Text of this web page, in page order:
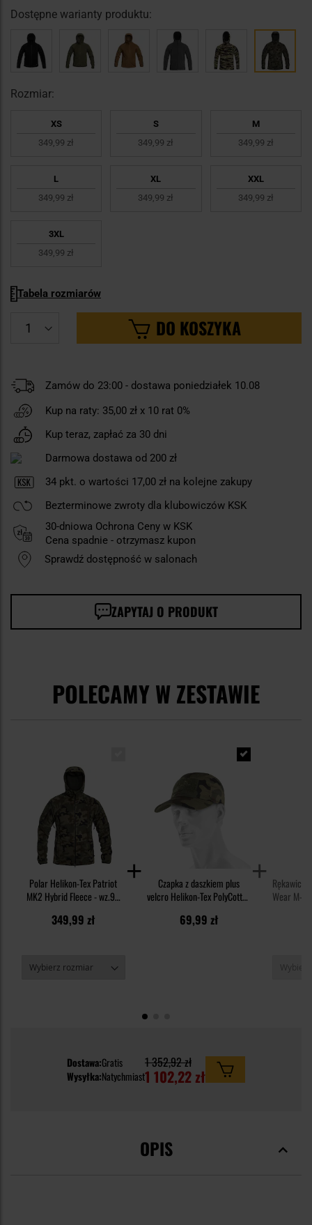
Dostępne warianty produktu:
Rozmiar:
XS
349,99 zł
S
349,99 zł
M
349,99 zł
L
349,99 zł
XL
349,99 zł
XXL
349,99 zł
3XL
349,99 zł
Tabela rozmiarów
DO KOSZYKA
Zamów do 23:00 - dostawa poniedziałek 10.08
Kup na raty: 35,00 zł x 10 rat 0%
Kup teraz, zapłać za 30 dni
Darmowa dostawa od 200 zł
34 pkt. o wartości 17,00 zł na kolejne zakupy
Bezterminowe zwroty dla klubowiczów KSK
30-dniowa Ochrona Ceny w KSK
Cena spadnie - otrzymasz kupon
Sprawdź dostępność w salonach
ZAPYTAJ O PRODUKT
POLECAMY W ZESTAWIE
Polar Helikon-Tex Patriot
MK2 Hybrid Fleece - wz.93
349,99 zł
Czapka z daszkiem plus
velcro Helikon-Tex PolyCotton
Woodland
69,99 zł
Rękawice
Wear M-
Dostawa:Gratis
Wysyłka:Natychmiast
1 352,92 zł
1 102,22 zł
OPIS